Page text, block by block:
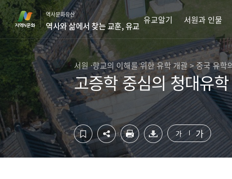
컨
텐
츠
영
바
로
기
하
단
영
역
로
가
역사문화유산
역사와 삶에서 찾는 교훈, 유교
유교알기 서원과 인물
서원 ·향교의 이해를 위한 유학 개괄 > 중국 유학
고증학 중심의 청대유학
가 가